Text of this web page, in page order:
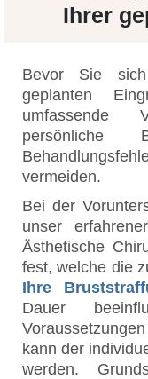
Ihrer
Bevor Sie
geplanten
umfassende
persönliche
vermeiden.
Bei der
unser
Ästhetische
fest, welche die
Ihre
Dauer
kann der
werden.